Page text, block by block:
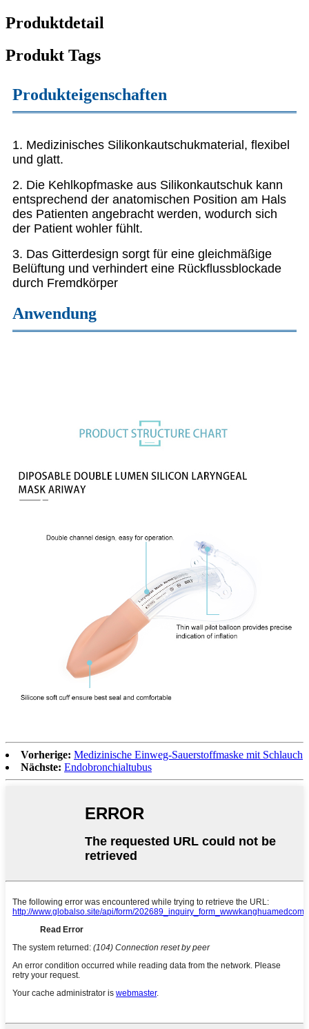
Produktdetail
Produkt Tags
Produkteigenschaften
1. Medizinisches Silikonkautschukmaterial, flexibel
und glatt.
2. Die Kehlkopfmaske aus Silikonkautschuk kann
entsprechend der anatomischen Position am Hals
des Patienten angebracht werden, wodurch sich
der Patient wohler fühlt.
3. Das Gitterdesign sorgt für eine gleichmäßige
Belüftung und verhindert eine Rückflussblockade
durch Fremdkörper
Anwendung
Vorherige: Medizinische Einweg-Sauerstoffmaske mit Schlauch
Nächste: Endobronchialtubus